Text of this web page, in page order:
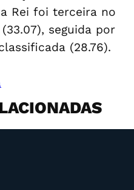
Rei foi terceira no
seguida por
(28.76).